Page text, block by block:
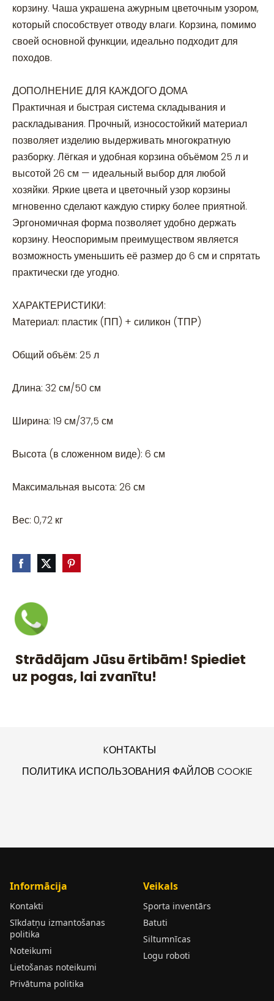
Strādājam Jūsu ērtibām! Spiediet
uz pogas, lai zvanītu!
корзину. Чаша украшена ажурным цветочным узором,
который способствует отводу влаги. Корзина, помимо
своей основной функции, идеально подходит для
походов.
ДОПОЛНЕНИЕ ДЛЯ КАЖДОГО ДОМА
Практичная и быстрая система складывания и
раскладывания. Прочный, износостойкий материал
позволяет изделию выдерживать многократную
разборку. Лёгкая и удобная корзина объёмом 25 л и
высотой 26 см — идеальный выбор для любой
хозяйки. Яркие цвета и цветочный узор корзины
мгновенно сделают каждую стирку более приятной.
Эргономичная форма позволяет удобно держать
корзину. Неоспоримым преимуществом является
возможность уменьшить её размер до 6 см и спрятать
практически где угодно.
ХАРАКТЕРИСТИКИ:
Материал: пластик (ПП) + силикон (ТПР)
Общий объём: 25 л
Длина: 32 см/50 см
Ширина: 19 см/37,5 см
Высота (в сложенном виде): 6 см
Максимальная высота: 26 см
Вес: 0,72 кг
KОНТАКТЫ
ПОЛИТИКА ИСПОЛЬЗОВАНИЯ ФАЙЛОВ COOKIE
Informācija
Kontakti
Sīkdatņu izmantošanas
politika
Noteikumi
Lietošanas noteikumi
Privātuma politika
Veikals
Sporta inventārs
Batuti
Siltumnīcas
Logu roboti